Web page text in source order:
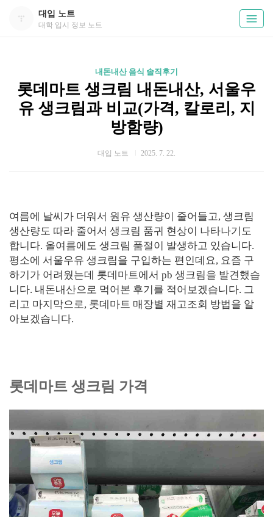
대입 노트
대학 입시 정보 노트
내돈내산 음식 솔직후기
롯데마트 생크림 내돈내산, 서울우
유 생크림과 비교(가격, 칼로리, 지
방함량)
대입 노트 2025. 7. 22.
여름에 날씨가 더워서 원유 생산량이 줄어들고, 생크림
생산량도 따라 줄어서 생크림 품귀 현상이 나타나기도
합니다. 올여름에도 생크림 품절이 발생하고 있습니다.
평소에 서울우유 생크림을 구입하는 편인데요, 요즘 구
하기가 어려웠는데 롯데마트에서 pb 생크림을 발견했습
니다. 내돈내산으로 먹어본 후기를 적어보겠습니다. 그
리고 마지막으로, 롯데마트 매장별 재고조회 방법을 알
아보겠습니다.
롯데마트 생크림 가격